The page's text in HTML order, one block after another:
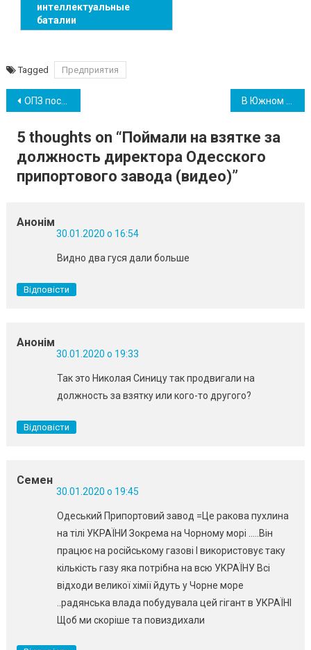
интеллектуальные
баталии
Tagged Предприятия
Навігація
записів
ОПЗ посетили глава Офиса президента и представители компании SOCAR
5 thoughts on “Поймали на взятке за
должность директора Одесского
припортового завода (видео)”
Анонім
30.01.2020 о 16:54
Видно два гуся дали больше
Відповісти
Анонім
30.01.2020 о 19:33
Так это Николая Синицу так продвигали на
должность за взятку или кого-то другого?
Відповісти
Семен
30.01.2020 о 19:45
Одеський Припортовий завод =Це ракова пухлина
на тілі УКРАЇНИ Зокрема на Чорному морі …..Він
працює на російському газові І використовує таку
кількість газу яка потрібна на всю УКРАЇНУ Всі
відходи великої хімії йдуть у Чорне море
..радянська влада побудувала цей гігант в УКРАЇНІ
Щоб ми скоріше та повиздихали